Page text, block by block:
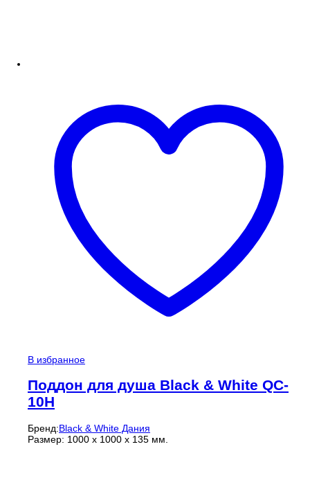
В избранное
Поддон для душа Black & White QC-
10H
Бренд:Black & White Дания
Размер: 1000 x 1000 x 135 мм.